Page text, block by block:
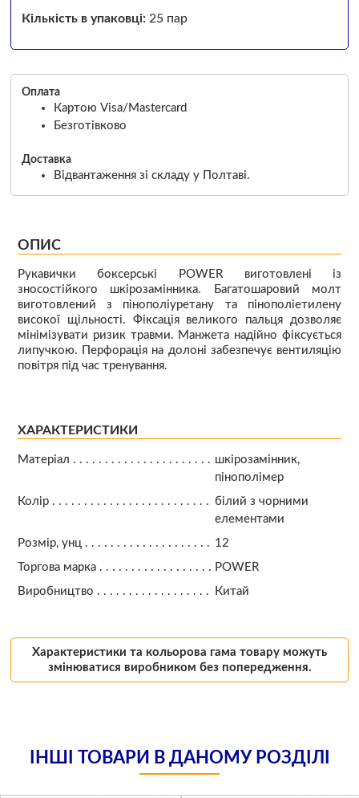
Кількість в упаковці:25 пар
Оплата
Картою Visa/Mastercard
Безготівково
Доставка
Відвантаження зі складу у Полтаві.
ОПИС
Рукавички боксерські POWER виготовлені із
зносостійкого шкірозамінника. Багатошаровий молт
виготовлений з пінополіуретану та пінополіетилену
високої щільності. Фіксація великого пальця дозволяє
мінімізувати ризик травми. Манжета надійно фіксується
липучкою. Перфорація на долоні забезпечує вентиляцію
повітря під час тренування.
ХАРАКТЕРИСТИКИ
Матеріал
шкірозамінник,
пінополімер
Колір
білий з чорними
елементами
Розмір, унц
12
Торгова марка
POWER
Виробництво
Китай
Характеристики та кольорова гама товару можуть
змінюватися виробником без попередження.
ІНШІ ТОВАРИ В ДАНОМУ РОЗДІЛІ